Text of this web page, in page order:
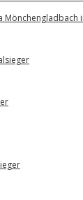
Mönchengladbach